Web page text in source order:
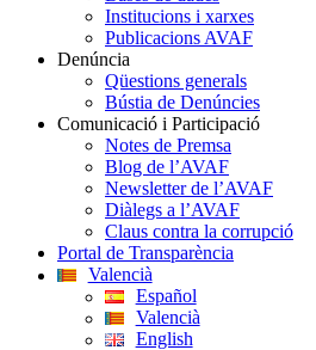
Institucions i xarxes
Publicacions AVAF
Denúncia
Qüestions generals
Bústia de Denúncies
Comunicació i Participació
Notes de Premsa
Blog de l’AVAF
Newsletter de l’AVAF
Diàlegs a l’AVAF
Claus contra la corrupció
Portal de Transparència
Valencià
Español
Valencià
English